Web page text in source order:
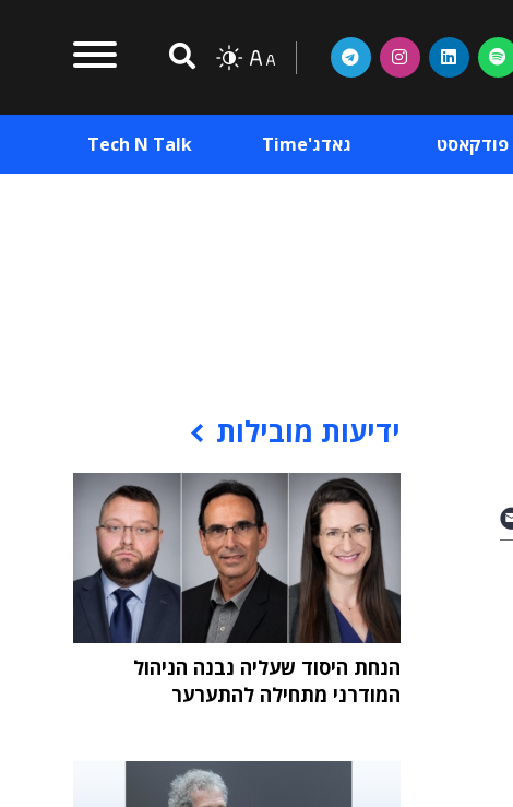
פודקאסט גאדג'Time Tech N Talk
ידיעות מובילות
הנחת היסוד שעליה נבנה הניהול
המודרני מתחילה להתערער